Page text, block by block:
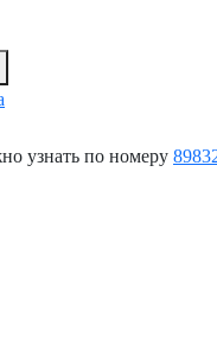
узнать по номеру